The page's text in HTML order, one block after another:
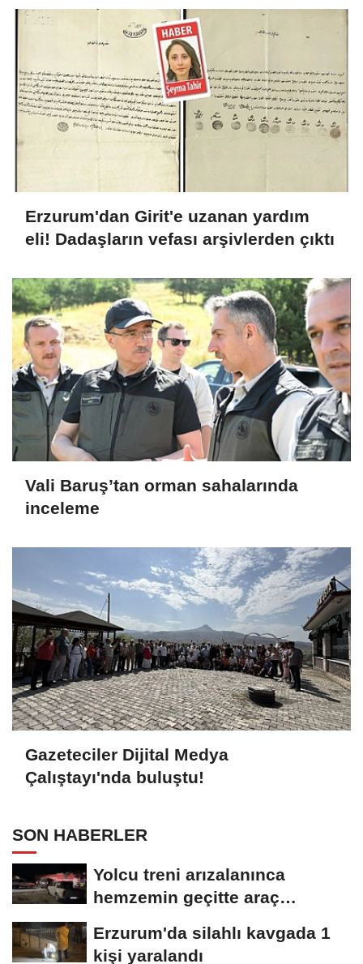
Erzurum'dan Girit'e uzanan yardım
eli! Dadaşların vefası arşivlerden çıktı
Vali Baruş’tan orman sahalarında
inceleme
Gazeteciler Dijital Medya
Çalıştayı'nda buluştu!
SON HABERLER
Yolcu treni arızalanınca
hemzemin geçitte araç
Erzurum'da silahlı kavgada 1
kişi yaralandı